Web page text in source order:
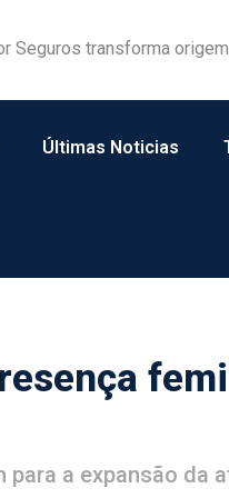
Seguros transforma
próxima e atuação
Últimas Noticias
para a expansão da